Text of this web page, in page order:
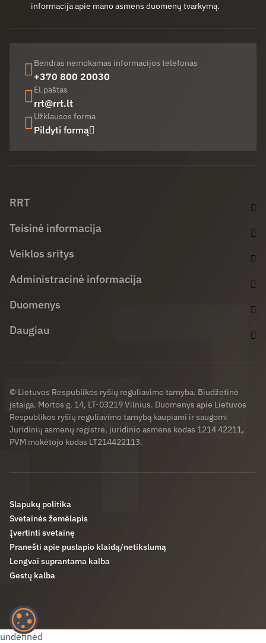
informacija apie mano asmens duomenų tvarkymą.
Bendras nemokamas informacijos telefonas
+370 800 20030
El.paštas
rrt@rrt.lt
Užklausos forma
Pildyti formą
RRT
Teisinė informacija
Veiklos sritys
Administracinė informacija
Duomenys
Daugiau
© Lietuvos Respublikos ryšių reguliavimo tarnyba. Biudžetinė
įstaiga. Mortos g. 14, LT-03219 Vilnius. Duomenys apie Lietuvos
Respublikos ryšių reguliavimo tarnybą kaupiami ir saugomi
Juridinių asmenų registre, juridinio asmens kodas 1214 42211,
PVM mokėtojo kodas LT214422113.
Slapukų politika
Svetainės žemėlapis
Įvertinti svetainę
Pranešti apie puslapio klaidą/netikslumą
Lengvai suprantama kalba
Gestų kalba
undefined